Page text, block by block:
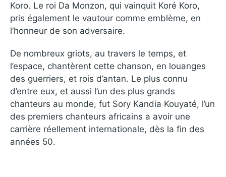
Koro. Le roi Da Monzon, qui vainquit Koré Koro,
pris également le vautour comme emblème, en
l’honneur de son adversaire.
De nombreux griots, au travers le temps, et
l’espace, chantèrent cette chanson, en louanges
des guerriers, et rois d’antan. Le plus connu
d’entre eux, et aussi l’un des plus grands
chanteurs au monde, fut Sory Kandia Kouyaté, l’un
des premiers chanteurs africains a avoir une
carrière réellement internationale, dès la fin des
années 50.